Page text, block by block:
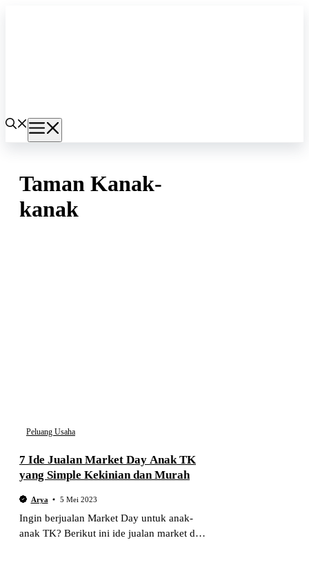
Taman Kanak-
kanak
Peluang Usaha
7 Ide Jualan Market Day Anak TK
yang Simple Kekinian dan Murah
Arya 5 Mei 2023
Ingin berjualan Market Day untuk anak-
anak TK? Berikut ini ide jualan market day